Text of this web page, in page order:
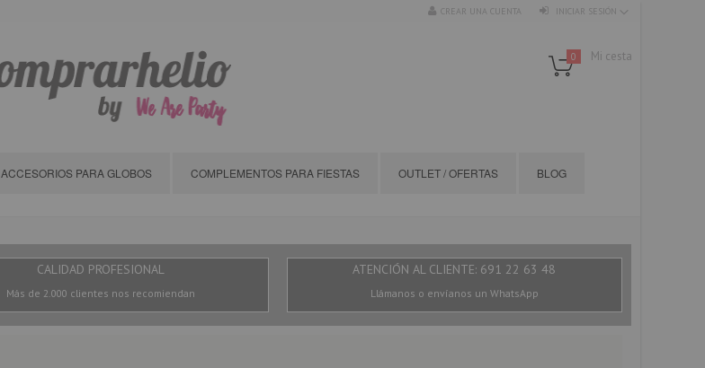
INICIAR SESIÓN
CREAR UNA CUENTA
Mi cesta
0
ACCESORIOS PARA GLOBOS COMPLEMENTOS PARA FIESTAS OUTLET / OFERTAS BLOG
CALIDAD PROFESIONAL
Más de 2.000 clientes nos recomiendan
ATENCIÓN AL CLIENTE: 691 22 63 48
Llámanos o envíanos un WhatsApp